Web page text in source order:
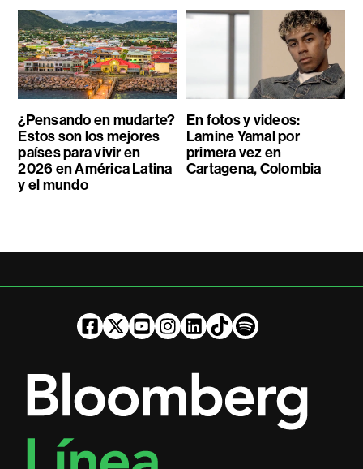
¿Pensando en mudarte?
Estos son los mejores
países para vivir en
2026 en América Latina
y el mundo
En fotos y videos:
Lamine Yamal por
primera vez en
Cartagena, Colombia